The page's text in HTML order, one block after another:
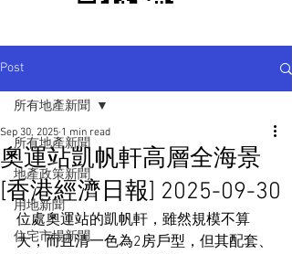
Post
所有地產新聞
地產政策新聞
用地新聞
住宅市場新聞
所有地產新聞
奧運站凱帆軒高層全海景
[香港經濟日報] 2025-09-30
Sep 30, 2025 1 min read
位處奧運站的凱帆軒，雖然規模不算
大，而且清一色為2房戶型，但其配套、